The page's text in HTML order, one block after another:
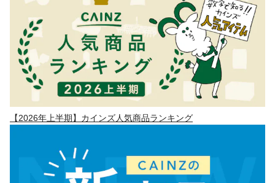
【2026年上半期】カインズ人気商品ランキング